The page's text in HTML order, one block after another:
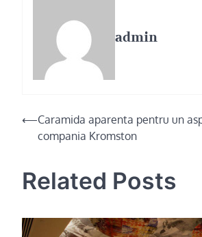
admin
Post
navigation
⟵Caramida aparenta pentru un
compania Kromston
Related Posts